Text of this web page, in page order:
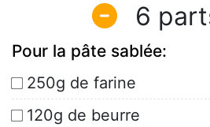
6
Pour la pâte sablée:
250g de farine
120g de beurre